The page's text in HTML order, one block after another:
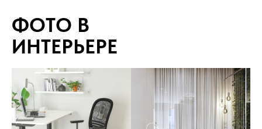
ФОТО В
ИНТЕРЬЕРЕ